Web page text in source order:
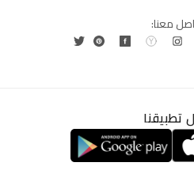
معنا:
تطبيقنا